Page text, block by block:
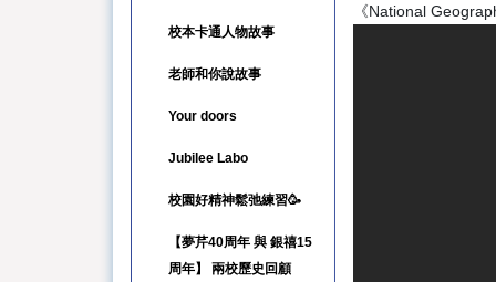
校本卡通人物故事
老師和你說故事
Your doors
Jubilee Labo
校園好精神鬆弛練習🥳
【夢芹40周年 與 銀禧15
周年】 兩校歷史回顧
《National